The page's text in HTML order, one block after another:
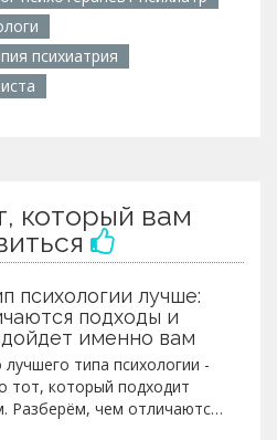
психиатрия
который вам
психологии лучше:
подходы и
именно вам
типа психологии -
тот, который подходит
Разберём, чем отличаются